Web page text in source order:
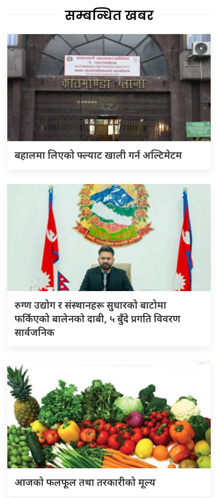
सम्बन्धित खबर
बहालमा लिएको फ्ल्याट खाली गर्न अल्टिमेटम
रुग्ण उद्योग र संस्थानहरू सुधारको बाटोमा
फर्किएको बालेनकाे दाबी, ५ बुँदे प्रगति विवरण
सार्वजनिक
आजको फलफूल तथा तरकारीको मूल्य